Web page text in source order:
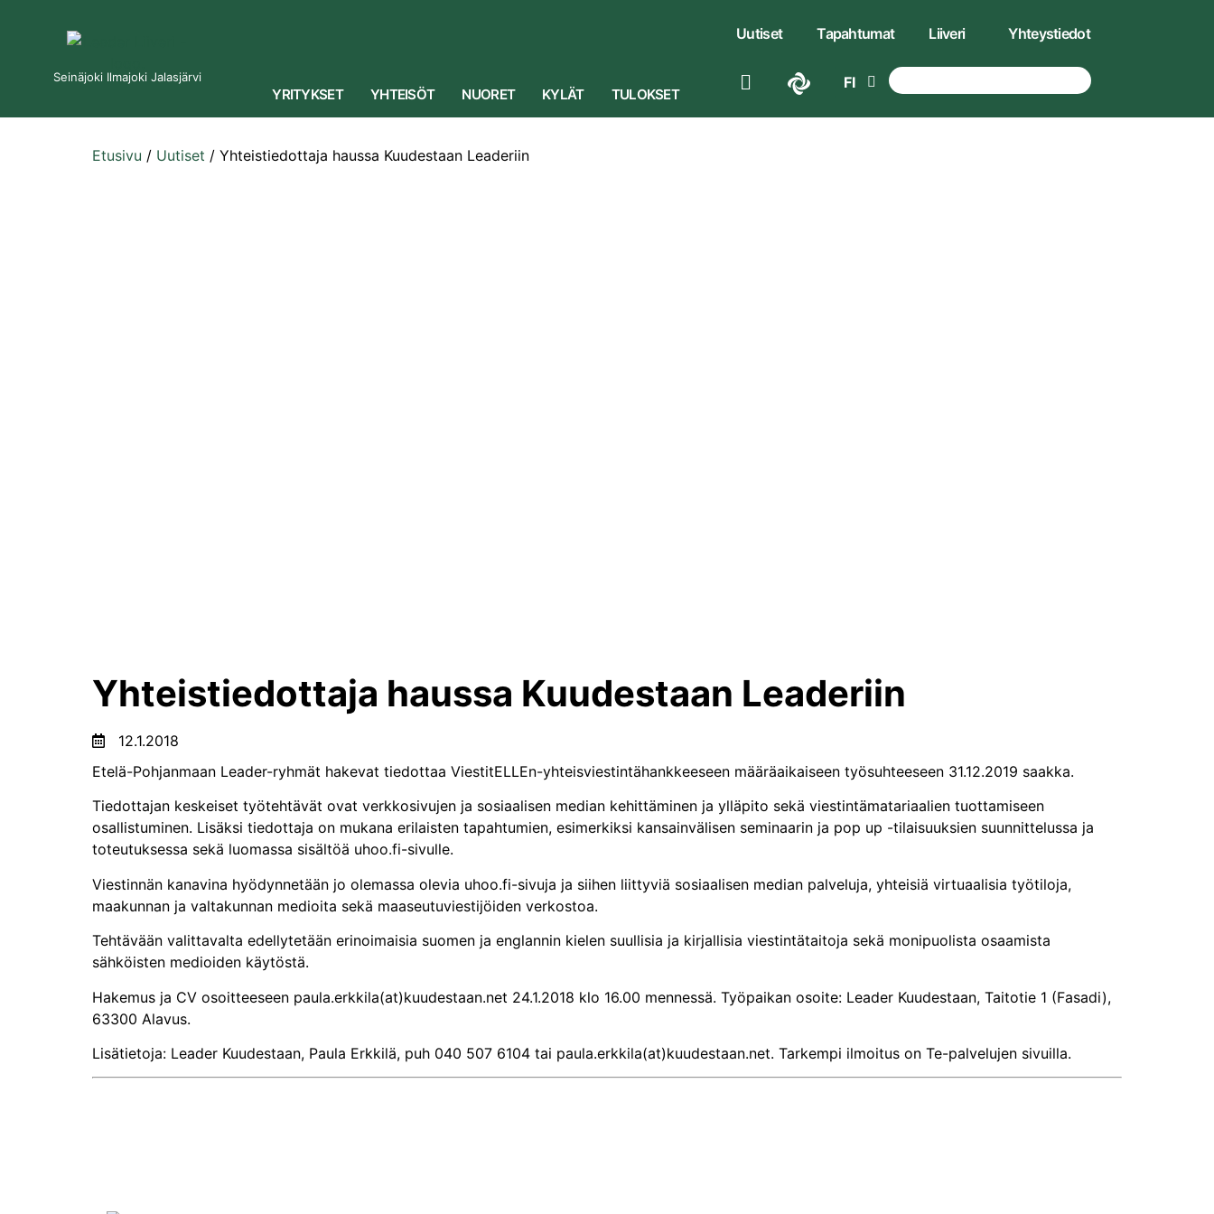
Seinäjoki Ilmajoki Jalasjärvi
YRITYKSET YHTEISÖT NUORET KYLÄT TULOKSET
Uutiset Tapahtumat Liiveri Yhteystiedot
FI
Etusivu / Uutiset / Yhteistiedottaja haussa Kuudestaan Leaderiin
Yhteistiedottaja haussa Kuudestaan Leaderiin
12.1.2018
Etelä-Pohjanmaan Leader-ryhmät hakevat tiedottaa ViestitELLEn-yhteisviestintähankkeeseen määräaikaiseen työsuhteeseen 31.12.2019 saakka.
Tiedottajan keskeiset työtehtävät ovat verkkosivujen ja sosiaalisen median kehittäminen ja ylläpito sekä viestintämatariaalien tuottamiseen
osallistuminen. Lisäksi tiedottaja on mukana erilaisten tapahtumien, esimerkiksi kansainvälisen seminaarin ja pop up -tilaisuuksien suunnittelussa ja
toteutuksessa sekä luomassa sisältöä uhoo.fi-sivulle.
Viestinnän kanavina hyödynnetään jo olemassa olevia uhoo.fi-sivuja ja siihen liittyviä sosiaalisen median palveluja, yhteisiä virtuaalisia työtiloja,
maakunnan ja valtakunnan medioita sekä maaseutuviestijöiden verkostoa.
Tehtävään valittavalta edellytetään erinoimaisia suomen ja englannin kielen suullisia ja kirjallisia viestintätaitoja sekä monipuolista osaamista
sähköisten medioiden käytöstä.
Hakemus ja CV osoitteeseen paula.erkkila(at)kuudestaan.net 24.1.2018 klo 16.00 mennessä. Työpaikan osoite: Leader Kuudestaan, Taitotie 1 (Fasadi),
63300 Alavus.
Lisätietoja: Leader Kuudestaan, Paula Erkkilä, puh 040 507 6104 tai paula.erkkila(at)kuudestaan.net. Tarkempi ilmoitus on Te-palvelujen sivuilla.